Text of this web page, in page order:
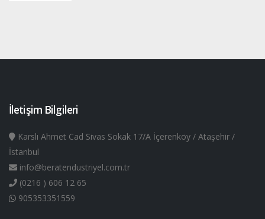
İletişim Bilgileri
Karslı Ahmet Cad Sivas Sokak 17/A İçerenköy / Ataşehir /
İstanbul
info@beratendustriyel.com.tr
(0216 ) 606 12 65
905353351559